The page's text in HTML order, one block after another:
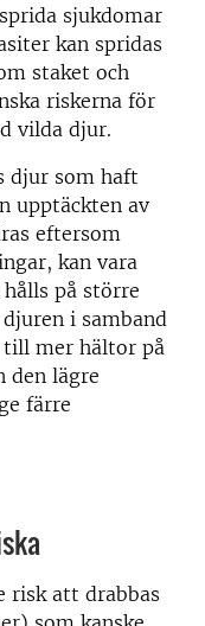
sjukdomar
kan spridas
staket och
riskerna för
vilda djur.
djur som haft
upptäckten av
eftersom
kan vara
på större
i samband
till mer hältor på
den lägre
färre
risk att drabbas